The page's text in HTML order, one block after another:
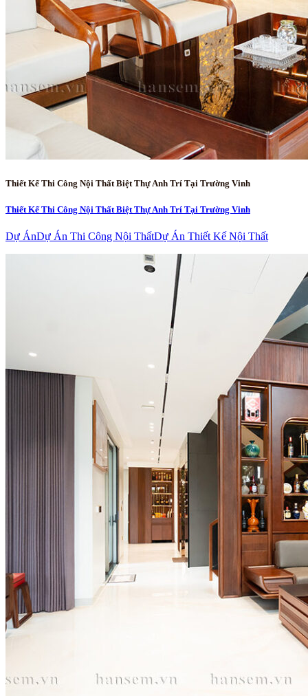
Thiết Kế Thi Công Nội Thất Biệt Thự Anh Trí Tại Trường Vinh
Thiết Kế Thi Công Nội Thất Biệt Thự Anh Trí Tại Trường Vinh
Dự ÁnDự Án Thi Công Nội ThấtDự Án Thiết Kế Nội Thất